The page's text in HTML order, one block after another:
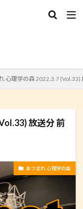
心理学の森 2022.3.7 (Vol.33)
放送分 前
あつまれ 心理学の森